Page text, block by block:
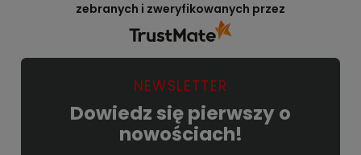
zebranych i zweryfikowanych przez
NEWSLETTER
Dowiedz się pierwszy o
nowościach!